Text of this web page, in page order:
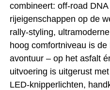
combineert: off-road
rijeigenschappen op de
rally-styling,
hoog comfortniveau is
avontuur – op het asfalt
uitvoering is uitgerust
LED-knipperlichten,